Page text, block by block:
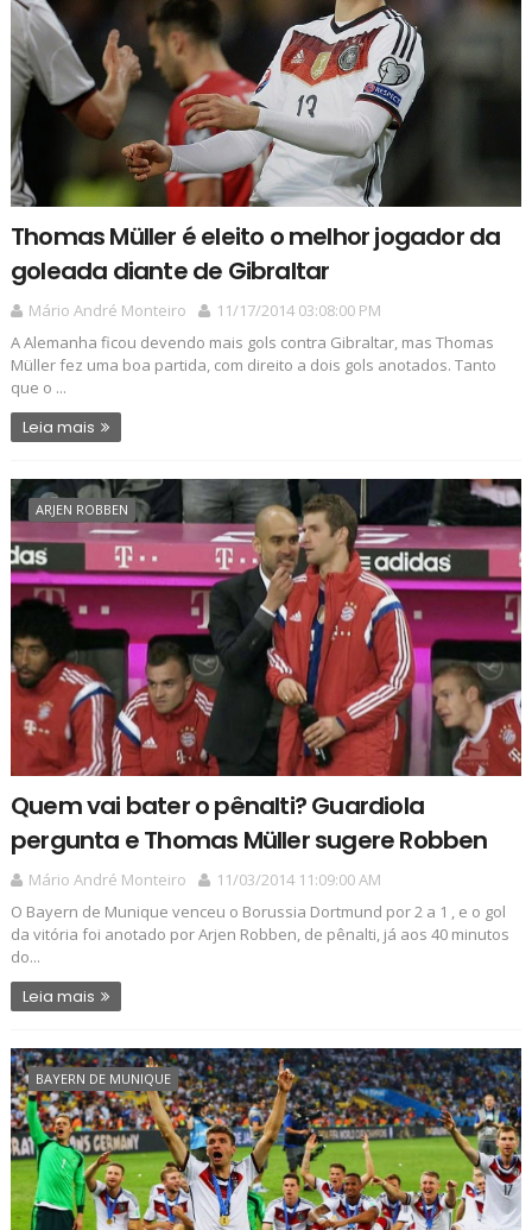
Thomas Müller é eleito o melhor jogador da
goleada diante de Gibraltar
Mário André Monteiro
11/17/2014 03:08:00 PM
A Alemanha ficou devendo mais gols contra Gibraltar, mas Thomas
Müller fez uma boa partida, com direito a dois gols anotados. Tanto
que o ...
Leia mais
ARJEN ROBBEN
Quem vai bater o pênalti? Guardiola
pergunta e Thomas Müller sugere Robben
Mário André Monteiro
11/03/2014 11:09:00 AM
O Bayern de Munique venceu o Borussia Dortmund por 2 a 1 , e o gol
da vitória foi anotado por Arjen Robben, de pênalti, já aos 40 minutos
do...
Leia mais
BAYERN DE MUNIQUE